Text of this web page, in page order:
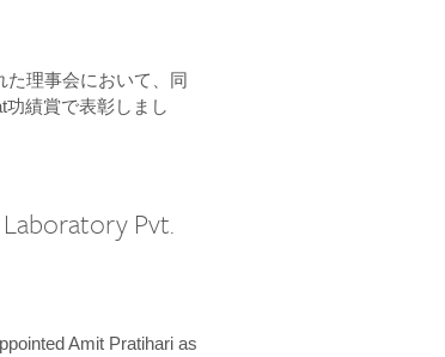
た理事会において、同
績賞で表彰しまし
Pvt.
Amit Pratihari as